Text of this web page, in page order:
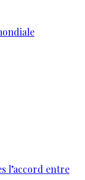
l’accord entre